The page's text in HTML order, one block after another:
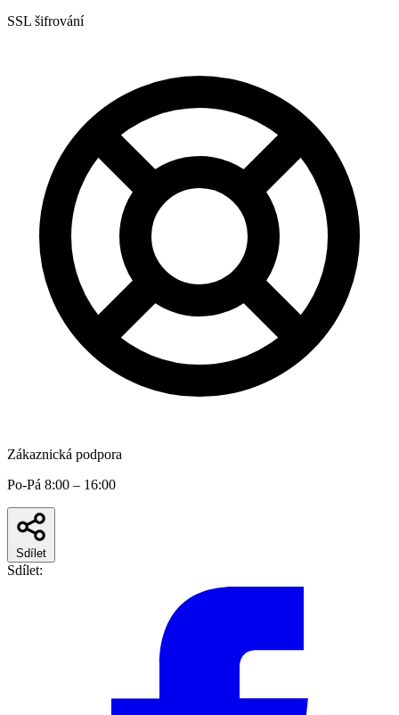
SSL šifrování
Zákaznická podpora
Po-Pá 8:00 – 16:00
Sdílet
Sdílet: